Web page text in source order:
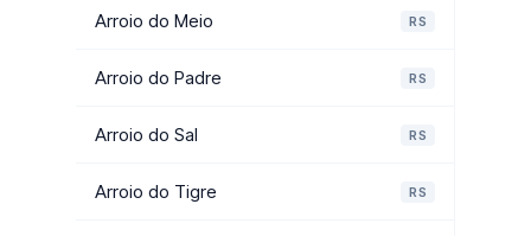
Arroio do Meio RS
Arroio do Padre RS
Arroio do Sal RS
Arroio do Tigre RS